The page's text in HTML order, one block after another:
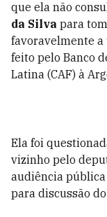
que ela não
da Silva para
favoravelmente
feito pelo Banco
Latina (CAF) à
Ela foi
vizinho pelo
audiência pública
para discussão